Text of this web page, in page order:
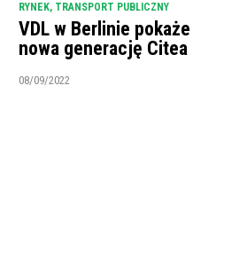
RYNEK, TRANSPORT PUBLICZNY
VDL w Berlinie pokaże
nowa generację Citea
08/09/2022